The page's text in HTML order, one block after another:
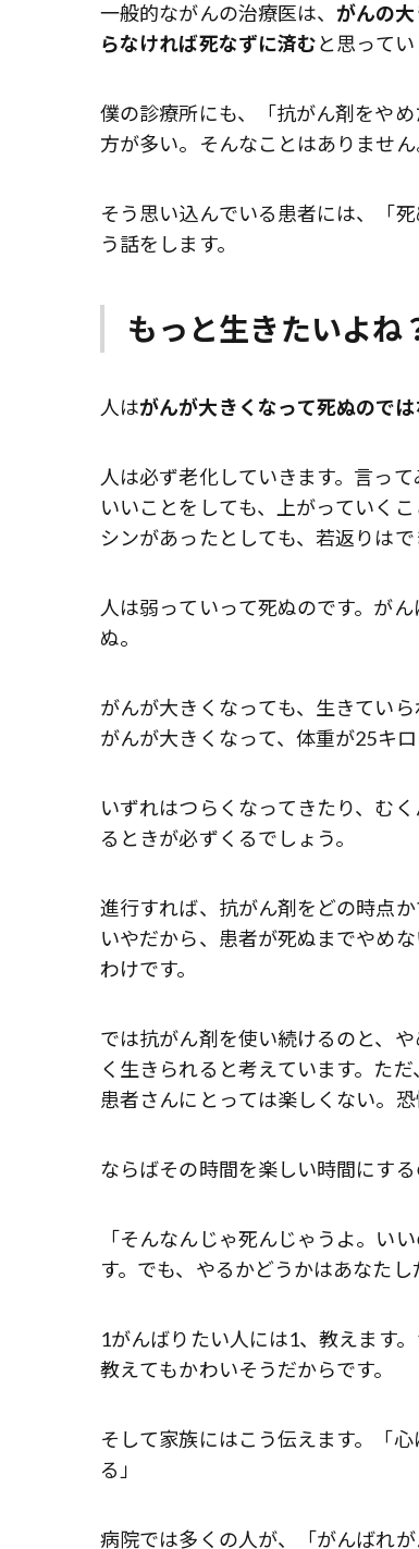
一般的ながんの治療医は、 がんの
らなければ死なずに済むと思ってい
僕の診療所にも、「抗がん剤をや
方が多い。そんなことはありません
そう思い込んでいる患者には、「
う話をします。
もっと生きたいよね
人はがんが大きくなって死ぬので
人は必ず老化していきます。言っ
いいことをしても、上がっていく
シンがあったとしても、若返りはで
人は弱っていって死ぬのです。が
ぬ。
がんが大きくなっても、生きてい
がんが大きくなって、体重が25キ
いずれはつらくなってきたり、む
るときが必ずくるでしょう。
進行すれば、抗がん剤をどの時点
いやだから、患者が死ぬまでやめ
わけです。
では抗がん剤を使い続けるのと、
く生きられると考えています。た
患者さんにとっては楽しくない。恐
ならばその時間を楽しい時間にす
「そんなんじゃ死んじゃうよ。い
す。でも、やるかどうかはあなたし
1がんばりたい人には1、教えます
教えてもかわいそうだからです。
そして家族にはこう伝えます。「
る」
病院では多くの人が、「がんばれ